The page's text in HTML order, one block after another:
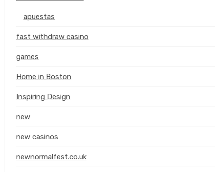
apuestas
fast withdraw casino
games
Home in Boston
Inspiring Design
new
new casinos
newnormalfest.co.uk